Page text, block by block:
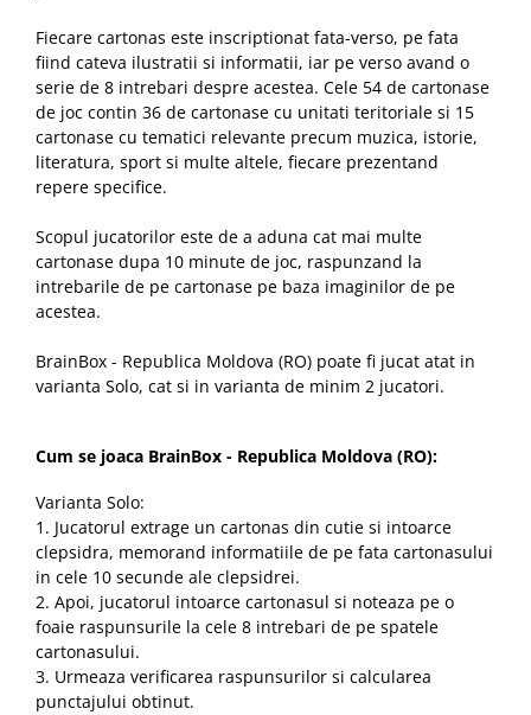
Fiecare cartonas este inscriptionat fata-verso, pe fata
fiind cateva ilustratii si informatii, iar pe verso avand o
serie de 8 intrebari despre acestea. Cele 54 de cartonase
de joc contin 36 de cartonase cu unitati teritoriale si 15
cartonase cu tematici relevante precum muzica, istorie,
literatura, sport si multe altele, fiecare prezentand
repere specifice.
Scopul jucatorilor este de a aduna cat mai multe
cartonase dupa 10 minute de joc, raspunzand la
intrebarile de pe cartonase pe baza imaginilor de pe
acestea.
BrainBox - Republica Moldova (RO) poate fi jucat atat in
varianta Solo, cat si in varianta de minim 2 jucatori.
Cum se joaca BrainBox - Republica Moldova (RO):
Varianta Solo:
1. Jucatorul extrage un cartonas din cutie si intoarce
clepsidra, memorand informatiile de pe fata cartonasului
in cele 10 secunde ale clepsidrei.
2. Apoi, jucatorul intoarce cartonasul si noteaza pe o
foaie raspunsurile la cele 8 intrebari de pe spatele
cartonasului.
3. Urmeaza verificarea raspunsurilor si calcularea
punctajului obtinut.